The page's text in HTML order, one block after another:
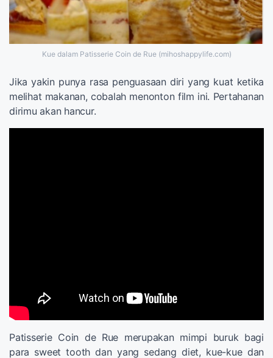
Kue dalam Patisserie Coin de Rue (mihoshappylife.com)
Jika yakin punya rasa penguasaan diri yang kuat ketika
melihat makanan, cobalah menonton film ini. Pertahanan
dirimu akan hancur.
Patisserie Coin de Rue merupakan mimpi buruk bagi
para sweet tooth dan yang sedang diet, kue-kue dan